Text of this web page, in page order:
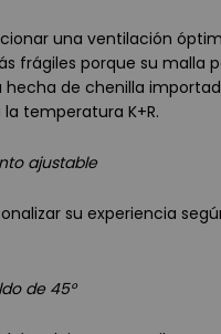
una ventilación
frágiles porque su malla
de chenilla
temperatura K+R.
ajustable
su experiencia
de 45°